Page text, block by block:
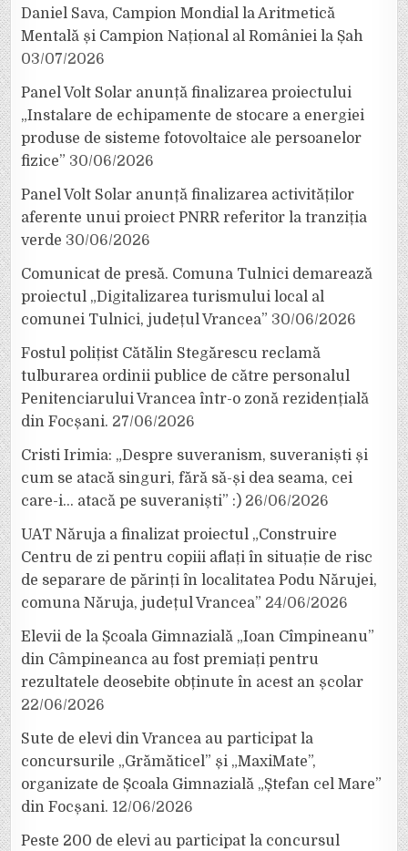
Daniel Sava, Campion Mondial la Aritmetică
Mentală și Campion Național al României la Șah
03/07/2026
Panel Volt Solar anunță finalizarea proiectului
„Instalare de echipamente de stocare a energiei
produse de sisteme fotovoltaice ale persoanelor
fizice” 30/06/2026
Panel Volt Solar anunță finalizarea activităților
aferente unui proiect PNRR referitor la tranziția
verde 30/06/2026
Comunicat de presă. Comuna Tulnici demarează
proiectul „Digitalizarea turismului local al
comunei Tulnici, județul Vrancea” 30/06/2026
Fostul polițist Cătălin Stegărescu reclamă
tulburarea ordinii publice de către personalul
Penitenciarului Vrancea într-o zonă rezidențială
din Focșani. 27/06/2026
Cristi Irimia: „Despre suveranism, suveraniști și
cum se atacă singuri, fără să-și dea seama, cei
care-i… atacă pe suveraniști” :) 26/06/2026
UAT Năruja a finalizat proiectul „Construire
Centru de zi pentru copiii aflați în situație de risc
de separare de părinți în localitatea Podu Nărujei,
comuna Năruja, județul Vrancea” 24/06/2026
Elevii de la Școala Gimnazială „Ioan Cîmpineanu”
din Câmpineanca au fost premiați pentru
rezultatele deosebite obținute în acest an școlar
22/06/2026
Sute de elevi din Vrancea au participat la
concursurile „Grămăticel” și „MaxiMate”,
organizate de Școala Gimnazială „Ștefan cel Mare”
din Focșani. 12/06/2026
Peste 200 de elevi au participat la concursul